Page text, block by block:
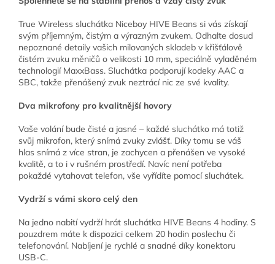
True Wireless sluchátka Niceboy HIVE Beans si vás získají
svým příjemným, čistým a výrazným zvukem. Odhalte dosud
nepoznané detaily vašich milovaných skladeb v křišťálově
čistém zvuku měničů o velikosti 10 mm, speciálně vyladěném
technologií MaxxBass. Sluchátka podporují kodeky AAC a
SBC, takže přenášený zvuk neztrácí nic ze své kvality.
Dva mikrofony pro kvalitnější hovory
Vaše volání bude čisté a jasné – každé sluchátko má totiž
svůj mikrofon, který snímá zvuky zvlášť. Díky tomu se váš
hlas snímá z více stran, je zachycen a přenášen ve vysoké
kvalitě, a to i v rušném prostředí. Navíc není potřeba
pokaždé vytahovat telefon, vše vyřídíte pomocí sluchátek.
Vydrží s vámi skoro celý den
Na jedno nabití vydrží hrát sluchátka HIVE Beans 4 hodiny. S
pouzdrem máte k dispozici celkem 20 hodin poslechu či
telefonování. Nabíjení je rychlé a snadné díky konektoru
USB-C.